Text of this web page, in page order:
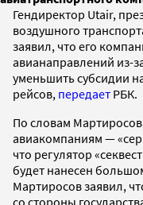
Гендиректор Utair,
воздушного
заявил, что его
авианаправлений из-
уменьшить субсидии
рейсов, передает РБК.
По словам
авиакомпаниям —
что регулятор
будет нанесен
Мартиросов заявил,
со стороны